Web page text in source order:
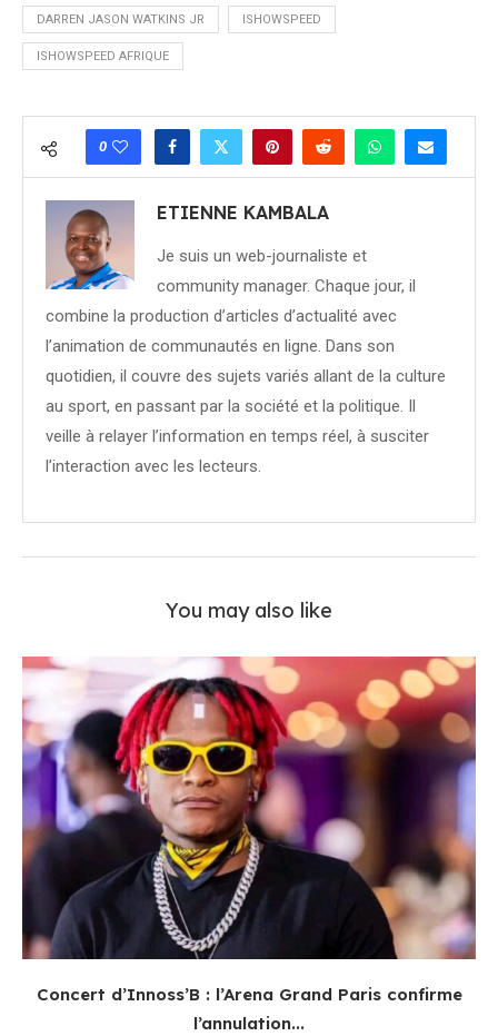
DARREN JASON WATKINS JR ISHOWSPEED
ISHOWSPEED AFRIQUE
0
ETIENNE KAMBALA
Je suis un web-journaliste et
community manager. Chaque jour, il
combine la production d’articles d’actualité avec
l’animation de communautés en ligne. Dans son
quotidien, il couvre des sujets variés allant de la culture
au sport, en passant par la société et la politique. Il
veille à relayer l’information en temps réel, à susciter
l’interaction avec les lecteurs.
You may also like
Concert d’Innoss’B : l’Arena Grand Paris confirme
l’annulation...